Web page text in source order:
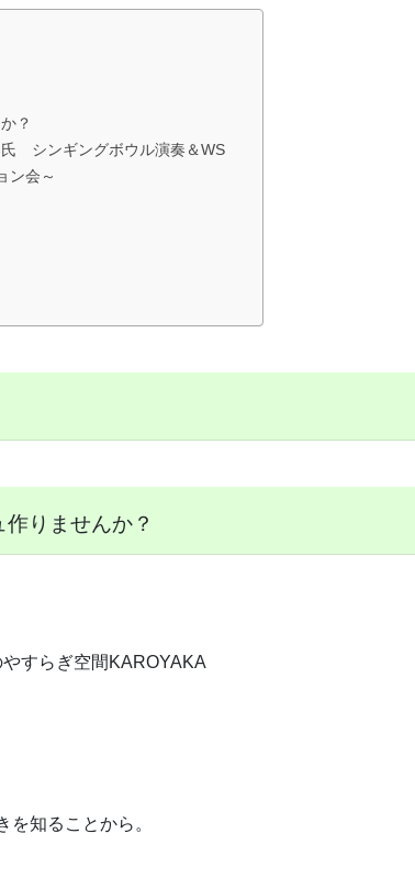
？
氏 シンギングボウル演奏＆WS
ン会～
りませんか？
すらぎ空間KAROYAKA
知ることから。